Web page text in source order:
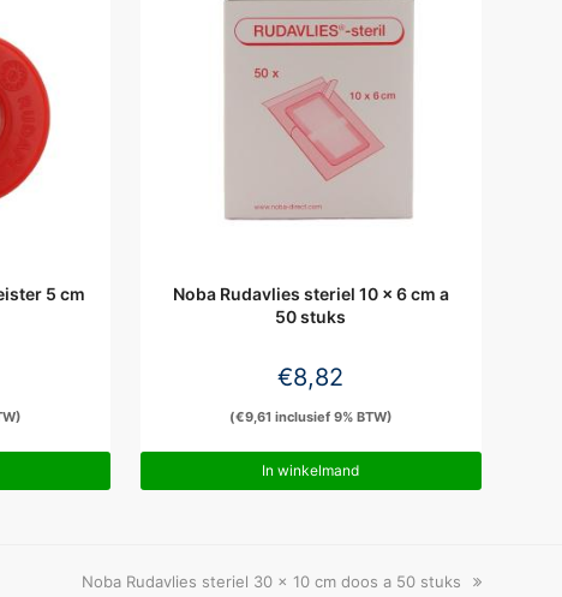
5 cm
Noba Rudavlies steriel 10 x 6 cm a
50 stuks
€8,82
(€9,61 inclusief 9% BTW)
In winkelmand
next
Noba Rudavlies steriel 30 x 10 cm doos a 50 stuks